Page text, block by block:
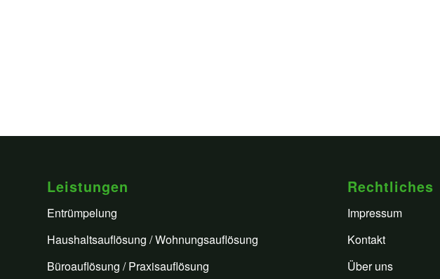
Leistungen
Entrümpelung
Haushaltsauflösung / Wohnungsauflösung
Büroauflösung / Praxisauflösung
Rechtliches
Impressum
Kontakt
Über uns